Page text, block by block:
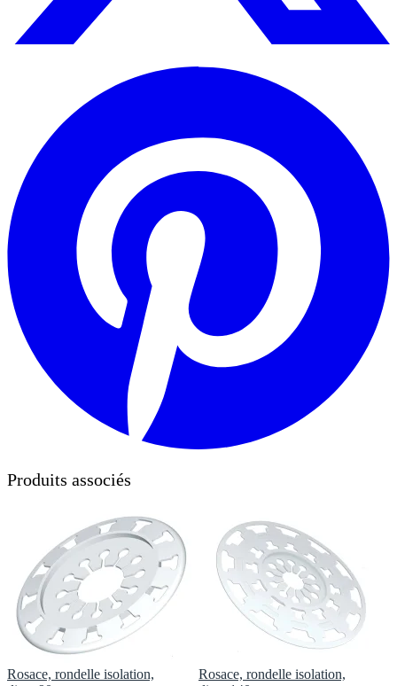
Produits associés
Rosace, rondelle isolation,
Rosace, rondelle isolation,